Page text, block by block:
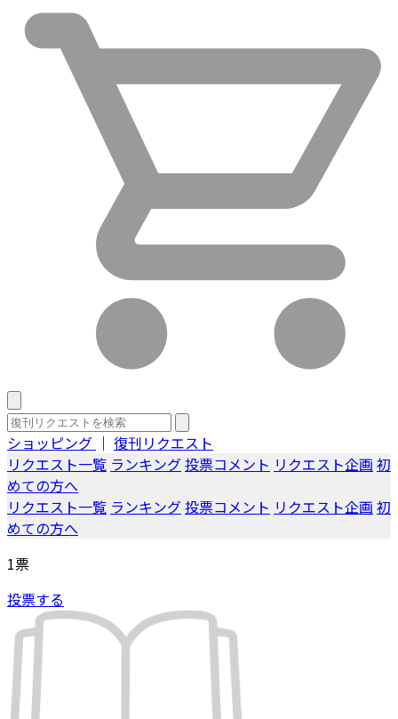
ショッピング ｜ 復刊リクエスト
リクエスト一覧 ランキング投票コメント リクエスト企画 初
めての方へ
リクエスト一覧 ランキング投票コメント リクエスト企画 初
めての方へ
1票
投票する